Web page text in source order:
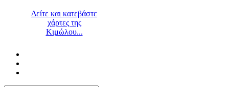
Δείτε και κατεβάστε
χάρτες της
Κιμώλου...